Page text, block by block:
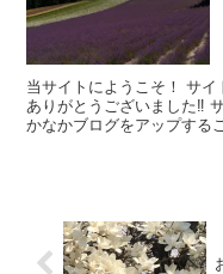
当サイトにようこそ！ サ
ありがとうございました‼
かなかブログをアップする